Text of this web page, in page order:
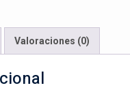
Valoraciones (0)